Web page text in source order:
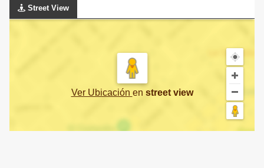
Street View
Ver Ubicación en street view